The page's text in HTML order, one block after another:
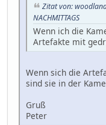
Zitat von:
NACHMITTAGS
Wenn ich die
Artefakte mit
Wenn sich die
sind sie in der
Gruß
Peter